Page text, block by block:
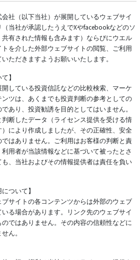
社（以下当社）が展開しているウェブサイ
当社が承認したうえでXやfacebookなどのソ
有された情報も含みます）ならびにウエル
を介した外部ウェブサイトの閲覧、ご利用
ただきますようお願いいたします。
】
している投資信託などの比較検索、マーケ
ツは、あくまでも投資判断の参考としての
あり、投資勧誘を目的としてはいません。
断したデータ（ライセンス提供を受ける情
により作成しましたが、その正確性、安全
はありません。ご利用はお客様の判断と責
用者が当該情報などに基づいて被ったとさ
、当社およびその情報提供者は責任を負い
ついて】
サイトの各コンテンツからは外部のウェブ
る場合があります。リンク先のウェブサイ
ではありません。その内容の信頼性などに
ん。